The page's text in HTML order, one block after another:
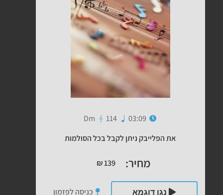
03:09
114
Dm
את הפלייבק ניתן לקבל בכל הסולמות
מחיר: ₪139
נגן דוגמא כניסה לפזמון